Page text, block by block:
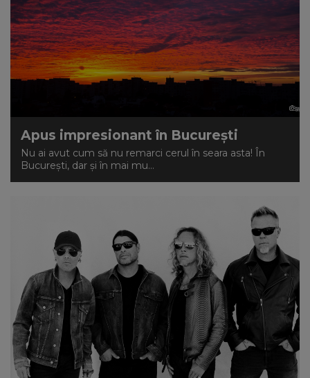
Apus impresionant în București
Nu ai avut cum să nu remarci cerul în seara asta! În
București, dar și în mai mu...